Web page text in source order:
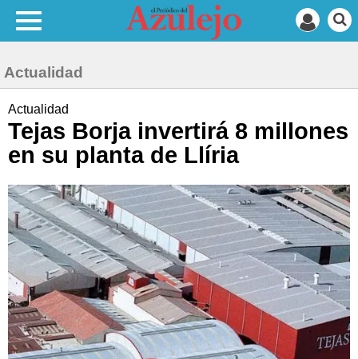
Actualidad
Actualidad
Tejas Borja invertirá 8 millones
en su planta de Llíria